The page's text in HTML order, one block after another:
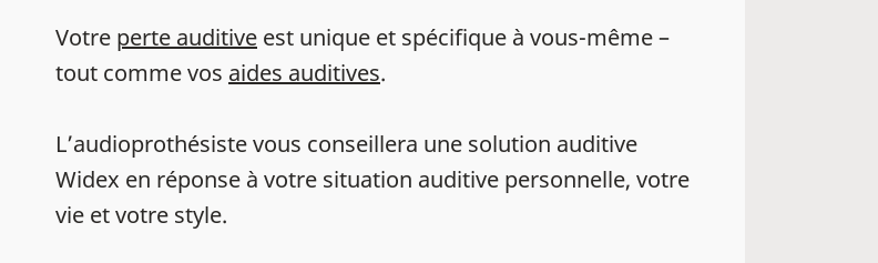
Votre perte auditive est unique et spécifique à vous-même –
tout comme vos aides auditives.
L’audioprothésiste vous conseillera une solution auditive
Widex en réponse à votre situation auditive personnelle, votre
vie et votre style.